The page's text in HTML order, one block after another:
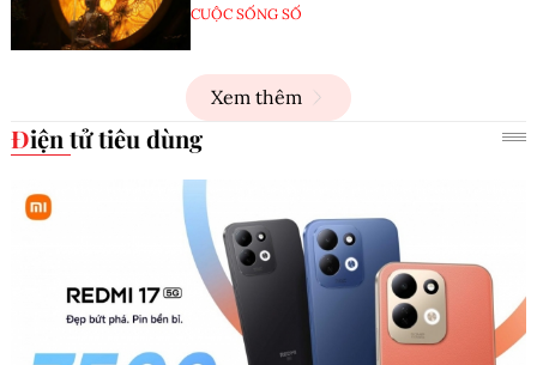
CUỘC SỐNG SỐ
Xem thêm
Điện tử tiêu dùng